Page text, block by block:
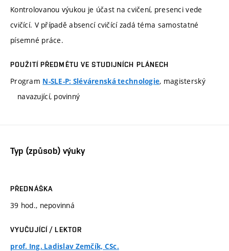
Kontrolovanou výukou je účast na cvičení, presenci vede
cvičící. V případě absencí cvičící zadá téma samostatné
písemné práce.
POUŽITÍ PŘEDMĚTU VE STUDIJNÍCH PLÁNECH
Program N-SLE-P: Slévárenská technologie, magisterský
navazující, povinný
Typ (způsob) výuky
PŘEDNÁŠKA
39 hod., nepovinná
VYUČUJÍCÍ / LEKTOR
prof. Ing. Ladislav Zemčík, CSc.